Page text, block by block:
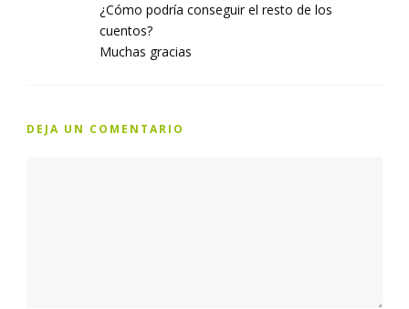
¿Cómo podría conseguir el resto de los
cuentos?
Muchas gracias
DEJA UN COMENTARIO